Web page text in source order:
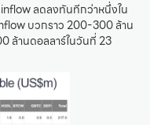
ลดลงทันทีกว่าหนึ่งใน
บวกราว 200-300 ล้าน
ล้านดอลลาร์ในวันที่ 23